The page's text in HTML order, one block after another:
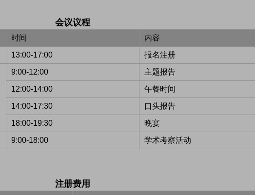
会议议程
时间 内容
13:00-17:00 报名注册
9:00-12:00 主题报告
12:00-14:00 午餐时间
14:00-17:30 口头报告
18:00-19:30 晚宴
9:00-18:00 学术考察活动
注册费用